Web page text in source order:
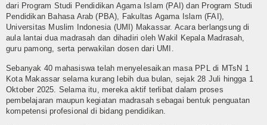
Multi Media
Video
Layanan
Layanan BK
dari Program Studi Pendidikan Agama Islam (PAI) dan Program Studi
Pendidikan Bahasa Arab (PBA), Fakultas Agama Islam (FAI),
Universitas Muslim Indonesia (UMI) Makassar. Acara berlangsung di
aula lantai dua madrasah dan dihadiri oleh Wakil Kepala Madrasah,
guru pamong, serta perwakilan dosen dari UMI.
Sebanyak 40 mahasiswa telah menyelesaikan masa PPL di MTsN 1
Kota Makassar selama kurang lebih dua bulan, sejak 28 Juli hingga 1
Oktober 2025. Selama itu, mereka aktif terlibat dalam proses
pembelajaran maupun kegiatan madrasah sebagai bentuk penguatan
kompetensi profesional di bidang pendidikan.